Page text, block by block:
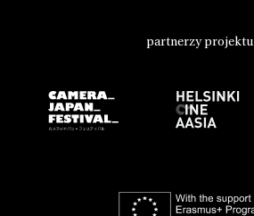
partnerzy projektu